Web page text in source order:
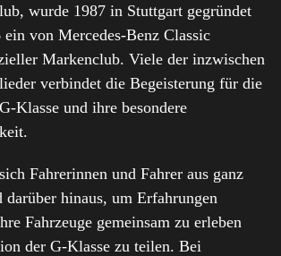
wurde 1987 in Stuttgart gegründet
von Mercedes-Benz Classic
Markenclub. Viele der inzwischen
verbindet die Begeisterung für die
Klasse und ihre besondere
Fahrerinnen und Fahrer aus ganz
darüber hinaus, um Erfahrungen
Fahrzeuge gemeinsam zu erleben
der G-Klasse zu teilen. Bei